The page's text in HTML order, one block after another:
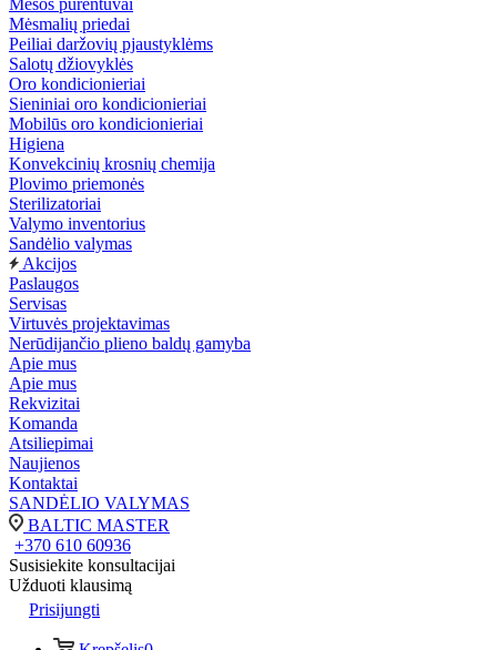
Mėsos purentuvai
Mėsmalių priedai
Peiliai daržovių pjaustyklėms
Salotų džiovyklės
Oro kondicionieriai
Sieniniai oro kondicionieriai
Mobilūs oro kondicionieriai
Higiena
Konvekcinių krosnių chemija
Plovimo priemonės
Sterilizatoriai
Valymo inventorius
Sandėlio valymas
Akcijos
Paslaugos
Servisas
Virtuvės projektavimas
Nerūdijančio plieno baldų gamyba
Apie mus
Apie mus
Rekvizitai
Komanda
Atsiliepimai
Naujienos
Kontaktai
SANDĖLIO VALYMAS
BALTIC MASTER
+370 610 60936
Susisiekite konsultacijai
Užduoti klausimą
Prisijungti